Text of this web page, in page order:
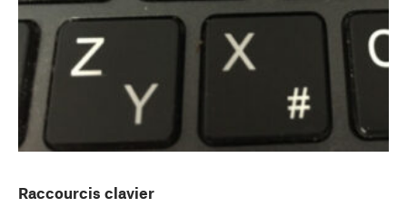
Raccourcis clavier